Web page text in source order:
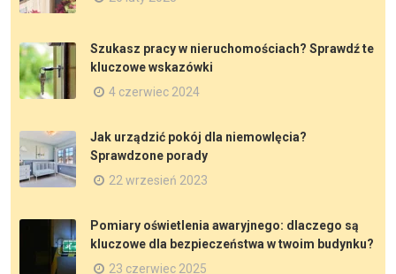
Szukasz pracy w nieruchomościach? Sprawdź te
kluczowe wskazówki
4 czerwiec 2024
Jak urządzić pokój dla niemowlęcia?
Sprawdzone porady
22 wrzesień 2023
Pomiary oświetlenia awaryjnego: dlaczego są
kluczowe dla bezpieczeństwa w twoim budynku?
23 czerwiec 2025